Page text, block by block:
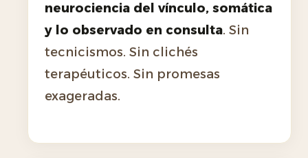
neurociencia del vínculo, somática
y lo observado en consulta. Sin
tecnicismos. Sin clichés
terapéuticos. Sin promesas
exageradas.